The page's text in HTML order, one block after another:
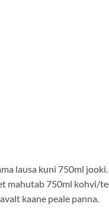
lausa kuni 750ml jooki.
mahutab 750ml kohvi/
kaane peale panna.